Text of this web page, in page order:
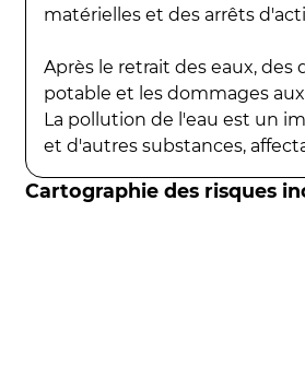
matérielles et des arrêts
Après le retrait des eaux,
potable et les dommages
La pollution de l'eau est un
et d'autres substances,
Cartographie des risques